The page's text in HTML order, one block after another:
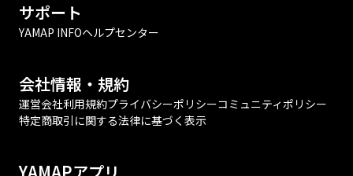
サポート
YAMAP INFOヘルプセンター
会社情報・規約
運営会社利用規約プライバシーポリシーコミュニティポリシー
特定商取引に関する法律に基づく表示